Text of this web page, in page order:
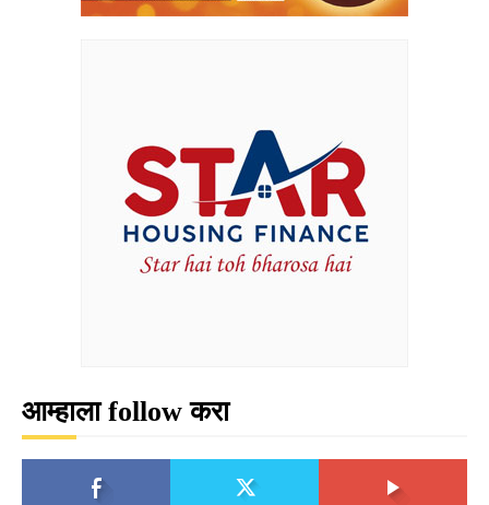
आम्हाला follow करा